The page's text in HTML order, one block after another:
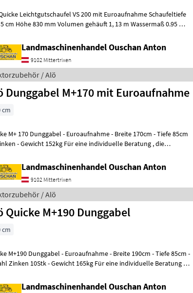
VS 200 mit Euroaufnahme Schaufeltiefe
5 cm Höhe 830 mm Volumen gehäuft 1, 13 m Wassermaß 0.95 m
Landmaschinenhandel Ouschan Anton
9102 Mittertrixen
/ Alö
Dunggabel M+170 mit Euroaufnahme
cm
Dunggabel - Euroaufnahme - Breite 170cm - Tiefe 85cm
individuelle Beratung , die
Landmaschinenhandel Ouschan Anton
9102 Mittertrixen
/ Alö
Quicke M+190 Dunggabel
cm
Dunggabel - Euroaufnahme - Breite 190cm - Tiefe 85cm -
10Stk - Gewicht 165kg Für eine individuelle Beratung ,
Landmaschinenhandel Ouschan Anton